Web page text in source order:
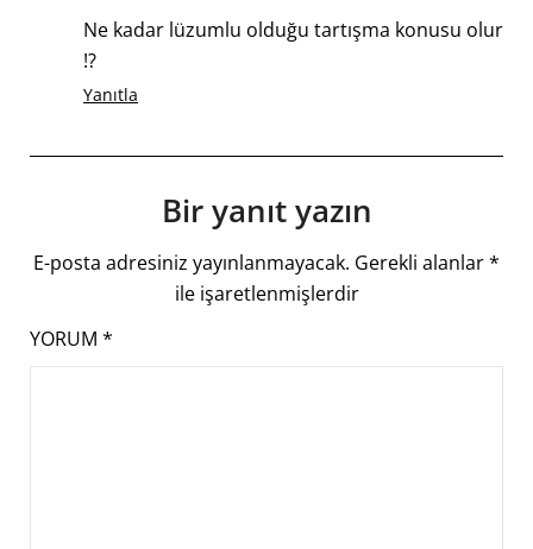
Ne kadar lüzumlu olduğu tartışma konusu olur
!?
Yanıtla
Bir yanıt yazın
E-posta adresiniz yayınlanmayacak. Gerekli alanlar*
ile işaretlenmişlerdir
YORUM *